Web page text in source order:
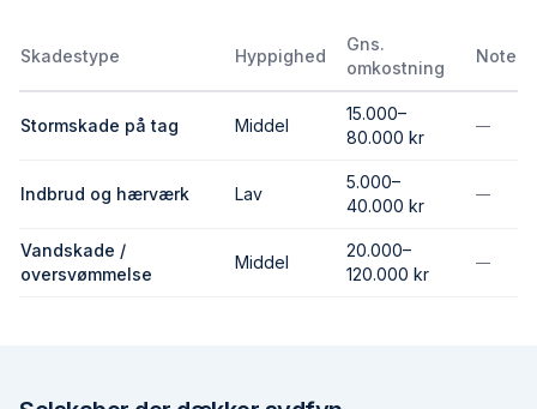
Skadestype Hyppighed
Gns.
omkostning
Note
Stormskade på tag Middel
15.000–
80.000 kr
—
Indbrud og hærværk Lav
5.000–
40.000 kr
—
Vandskade /
oversvømmelse
Middel
20.000–
120.000 kr
—